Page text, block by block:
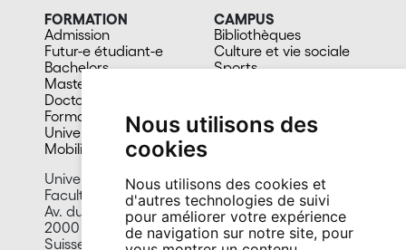
Nous utilisons des
cookies
Nous utilisons des cookies et
d'autres technologies de suivi
pour améliorer votre expérience
de navigation sur notre site, pour
FORMATION
Admission
Futur-e étudiant-e
Bachelors
Masters
Doctorat
Formation continue
Université du 3e âge
Mobilité
CAMPUS
Bibliothèques
Culture et vie sociale
Sports
En images
Université de Neuchâtel
Faculté de droit
Av. du 1er-Mars 26
2000 Neuchâtel
Suisse